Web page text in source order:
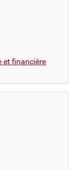
et financière